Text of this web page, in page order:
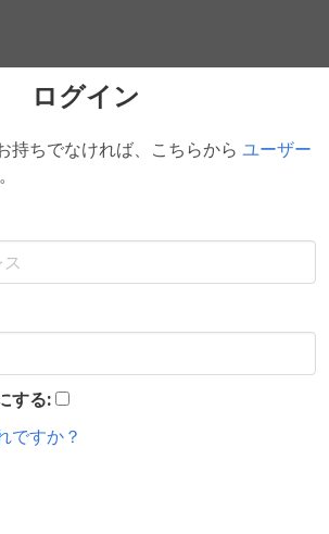
ログイン
持ちでなければ、こちらから ユーザー
する:
ですか？